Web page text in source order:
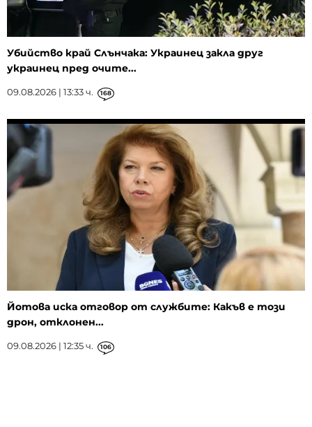
Убийство край Слънчака: Украинец закла друг
украинец пред очите...
09.08.2026 | 13:33 ч. 168
Йотова иска отговор от службите: Какъв е този
дрон, отклонен...
09.08.2026 | 12:35 ч. 106